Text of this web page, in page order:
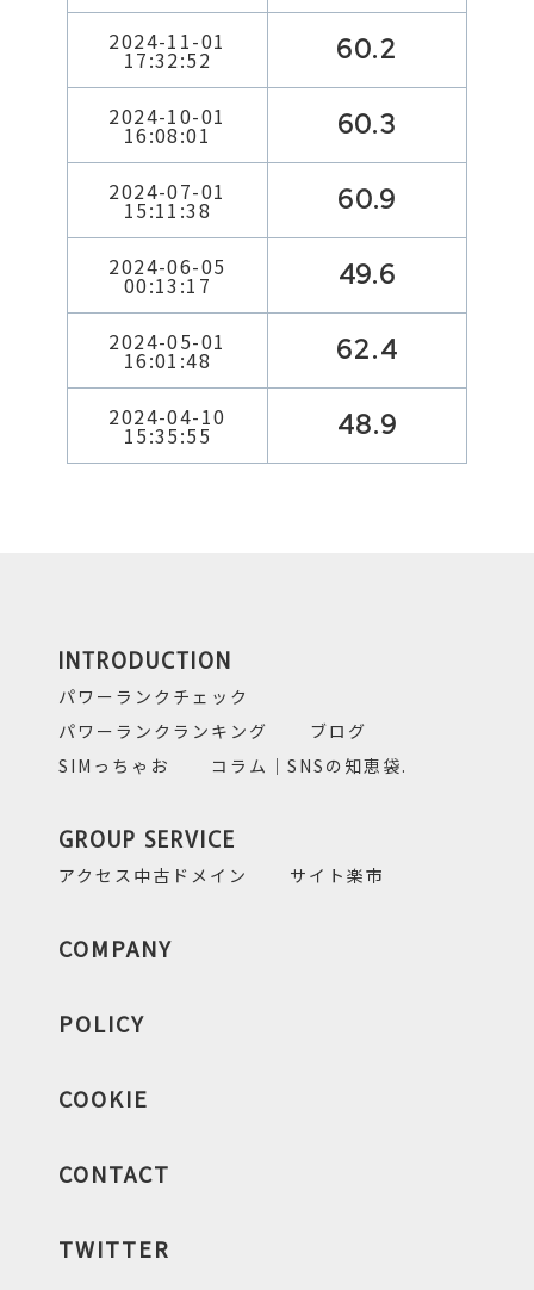
2024-11-01
17:32:52 60.2
2024-10-01
16:08:01 60.3
2024-07-01
15:11:38 60.9
2024-06-05
00:13:17 49.6
2024-05-01
16:01:48 62.4
2024-04-10
15:35:55 48.9
INTRODUCTION
パワーランクチェック
パワーランクランキング
ブログ
SIMっちゃお
コラム｜SNSの知恵袋.
GROUP SERVICE
アクセス中古ドメイン サイト楽市
COMPANY
POLICY
COOKIE
CONTACT
TWITTER